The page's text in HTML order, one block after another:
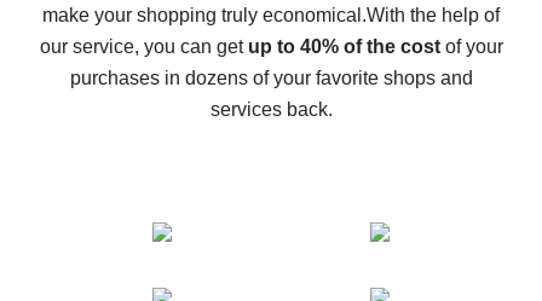
The best cash back service for AliExpress - let's
compare offers
make your shopping truly economical.With the help of
our service, you can get up to 40% of the costof your
purchases in dozens of your favorite shops and
services back.